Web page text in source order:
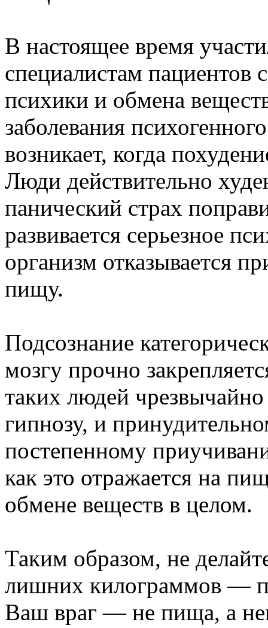
В настоящее время
специалистам пациентов
психики и обмена
заболевания
возникает, когда
Люди действительно
панический страх
развивается серьезное
организм отказывается
пищу.
Подсознание
мозгу прочно
таких людей
гипнозу, и
постепенному
как это отражается на
обмене веществ в целом.
Таким образом, не
лишних килограммов —
Ваш враг — не пища, а